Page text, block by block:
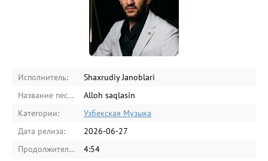
Исполнитель:
Shaxrudiy Janoblari
Название песни:
Alloh saqlasin
Категории:
Узбекская Музыка
Дата релиза:
2026-06-27
Продолжительность:
4:54